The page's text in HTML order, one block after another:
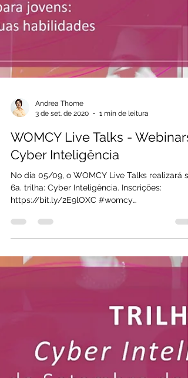
3 de set. de 2020
1 min de leitura
WOMCY Live Talks - Webinars
Cyber Inteligência
No dia 05/09, o WOMCY Live Talks realizará
#EuSouWomcy...